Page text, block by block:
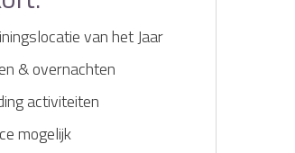
van het Jaar
& overnachten
activiteiten
mogelijk